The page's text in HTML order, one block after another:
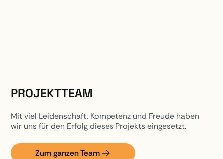
PROJEKTTEAM
Mit viel Leidenschaft, Kompetenz und Freude haben
wir uns für den Erfolg dieses Projekts eingesetzt.
Zum ganzen Team